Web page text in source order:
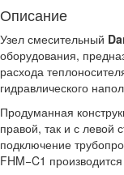
Описание
Узел смесительный
оборудования,
расхода
гидравлического
Продуманная
правой, так и с левой
подключение
FHM−C1